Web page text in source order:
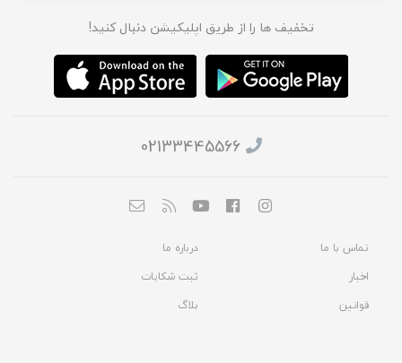
تخفیف ها را از طریق اپلیکیشن دنبال کنید!
02133445566
تماس با ما
درباره ما
اخبار
ثبت شکایات
قوانین
بلاگ